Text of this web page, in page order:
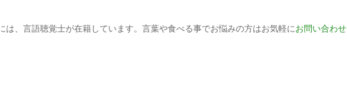
は、言語聴覚士が在籍しています。言葉や食べる事でお悩みの方はお気軽にお問い合わせ